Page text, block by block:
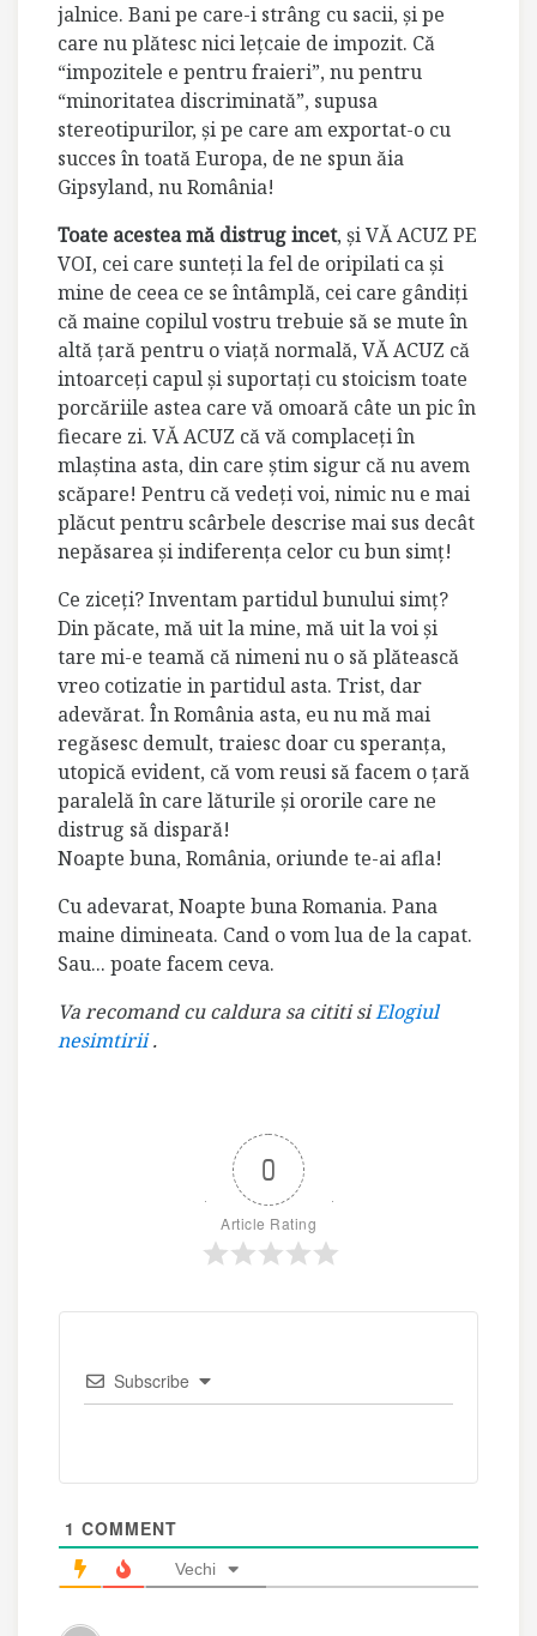
jalnice. Bani pe care-i strâng cu sacii, şi pe
care nu plătesc nici leţcaie de impozit. Că
“impozitele e pentru fraieri”, nu pentru
“minoritatea discriminată”, supusa
stereotipurilor, şi pe care am exportat-o cu
succes în toată Europa, de ne spun ăia
Gipsyland, nu România!
Toate acestea mă distrug incet, şi VĂ ACUZ PE
VOI, cei care sunteţi la fel de oripilati ca şi
mine de ceea ce se întâmplă, cei care gândiţi
că maine copilul vostru trebuie să se mute în
altă ţară pentru o viaţă normală, VĂ ACUZ că
intoarceţi capul şi suportaţi cu stoicism toate
porcăriile astea care vă omoară câte un pic în
fiecare zi. VĂ ACUZ că vă complaceţi în
mlaştina asta, din care ştim sigur că nu avem
scăpare! Pentru că vedeţi voi, nimic nu e mai
plăcut pentru scârbele descrise mai sus decât
nepăsarea şi indiferenţa celor cu bun simţ!
Ce ziceţi? Inventam partidul bunului simţ?
Din păcate, mă uit la mine, mă uit la voi şi
tare mi-e teamă că nimeni nu o să plătească
vreo cotizatie in partidul asta. Trist, dar
adevărat. În România asta, eu nu mă mai
regăsesc demult, traiesc doar cu speranţa,
utopică evident, că vom reusi să facem o ţară
paralelă în care lăturile şi ororile care ne
distrug să dispară!
Noapte buna, România, oriunde te-ai afla!
Cu adevarat, Noapte buna Romania. Pana
maine dimineata. Cand o vom lua de la capat.
Sau... poate facem ceva.
Va recomand cu caldura sa cititi siElogiul
nesimtirii.
0
Article Rating
Subscribe
1 COMMENT
Vechi